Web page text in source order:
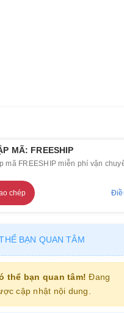
MÃ: FREESHIP
mã FREESHIP miễn phí vận
chép
BẠN QUAN TÂM
thể bạn quan tâm! Đang
cập nhật nội dung.